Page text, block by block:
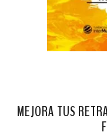
MEJORA TUS